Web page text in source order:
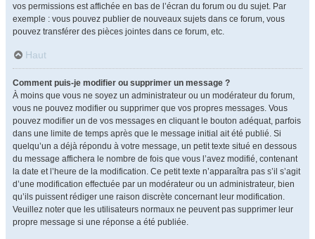
vos permissions est affichée en bas de l’écran du forum ou du sujet. Par
exemple : vous pouvez publier de nouveaux sujets dans ce forum, vous
pouvez transférer des pièces jointes dans ce forum, etc.
Haut
Comment puis-je modifier ou supprimer un message ?
À moins que vous ne soyez un administrateur ou un modérateur du forum,
vous ne pouvez modifier ou supprimer que vos propres messages. Vous
pouvez modifier un de vos messages en cliquant le bouton adéquat, parfois
dans une limite de temps après que le message initial ait été publié. Si
quelqu’un a déjà répondu à votre message, un petit texte situé en dessous
du message affichera le nombre de fois que vous l’avez modifié, contenant
la date et l’heure de la modification. Ce petit texte n’apparaîtra pas s’il s’agit
d’une modification effectuée par un modérateur ou un administrateur, bien
qu’ils puissent rédiger une raison discrète concernant leur modification.
Veuillez noter que les utilisateurs normaux ne peuvent pas supprimer leur
propre message si une réponse a été publiée.